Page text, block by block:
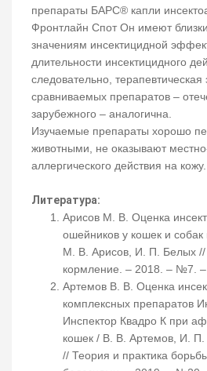
препараты БАРС® капли
Фронтлайн Спот Он имеют
значениям инсектицидной
длительности инсектицидного
следовательно,
сравниваемых препаратов –
зарубежного – аналогична.
Изучаемые препараты хорошо
животными, не оказывают
аллергического действия на кожу.
Литература:
Арисов М. В. Оценка
ошейников у кошек и
М. В. Арисов, И. П. Белых //
кормление. – 2018. – №7. –
Артемов В. В. Оценка
комплексных препаратов
Инспектор Квадро К при
кошек / В. В. Артемов, И.
// Теория и практика